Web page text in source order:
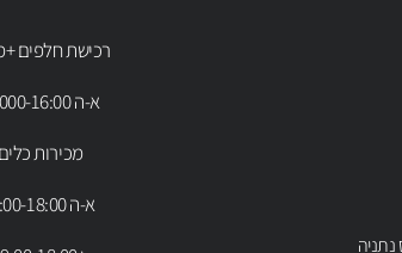
נתניה
רכישת חלפים
א-ה 08:000-16:00
מכירות
א-ה 09:00-18:00